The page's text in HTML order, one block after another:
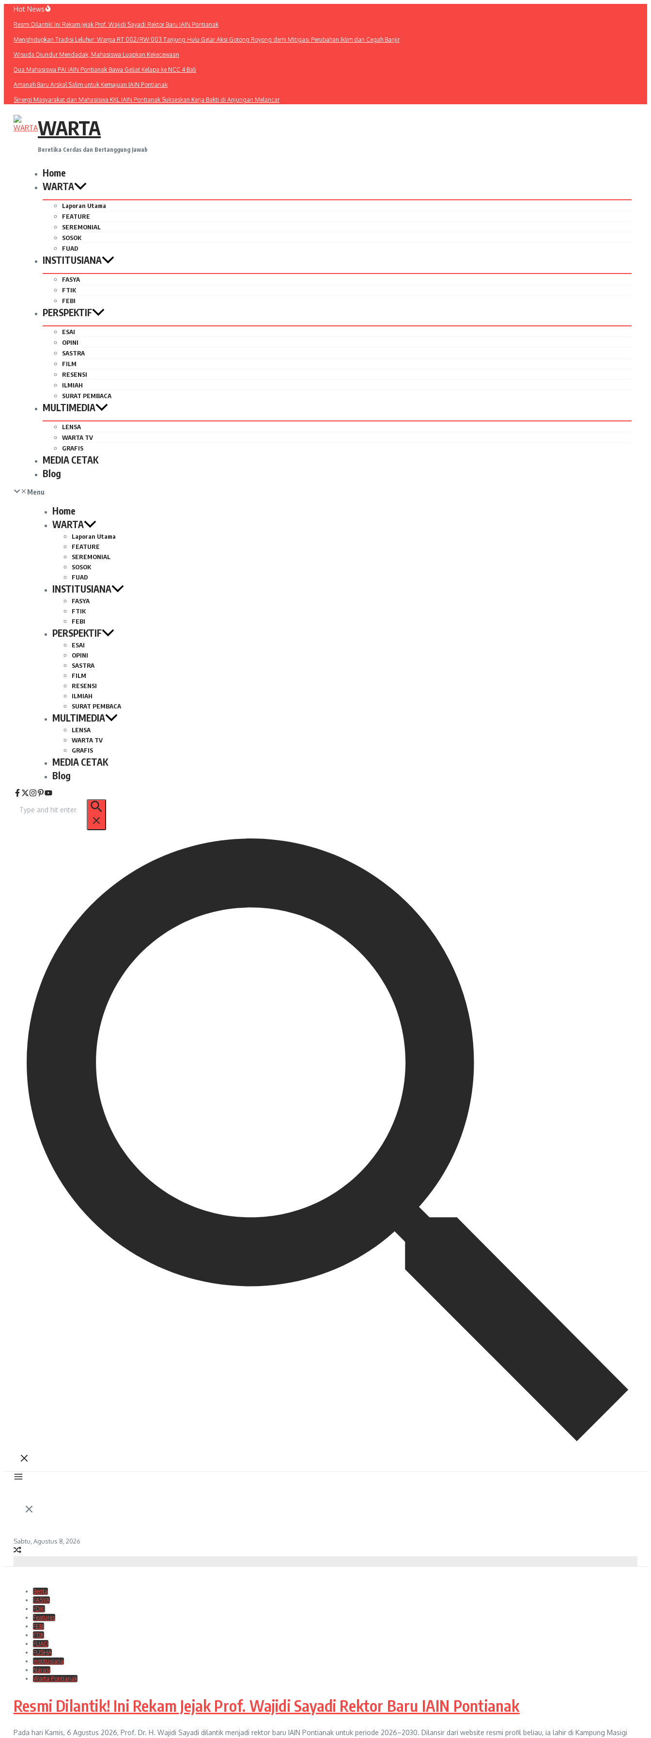
Lewati
konten
Hot News
Resmi Dilantik! Ini Rekam Jejak Prof. Wajidi Sayadi Rektor Baru IAIN Pontianak
Menghidupkan Tradisi Leluhur: Warga RT 002/RW 003 Tanjung Hulu Gelar Aksi Gotong Royong demi Mitigasi Perubahan Iklim dan Cegah Banjir
Wisuda Diundur Mendadak, Mahasiswa Luapkan Kekecewaan
Dua Mahasiswa PAI IAIN Pontianak Bawa Geliat Kelapa ke NCC 4 Bali
Amanah Baru Arskal Salim untuk Kemajuan IAIN Pontianak
Sinergi Masyarakat dan Mahasiswa KKL IAIN Pontianak Sukseskan Kerja Bakti di Anjungan Melancar
WARTA
Beretika Cerdas dan Bertanggung Jawab
Home
WARTA
Laporan Utama
FEATURE
SEREMONIAL
SOSOK
FUAD
INSTITUSIANA
FASYA
FTIK
FEBI
PERSPEKTIF
ESAI
OPINI
SASTRA
FILM
RESENSI
ILMIAH
SURAT PEMBACA
MULTIMEDIA
LENSA
WARTA TV
GRAFIS
MEDIA CETAK
Blog
Menu
Home
WARTA
Laporan Utama
FEATURE
SEREMONIAL
SOSOK
FUAD
INSTITUSIANA
FASYA
FTIK
FEBI
PERSPEKTIF
ESAI
OPINI
SASTRA
FILM
RESENSI
ILMIAH
SURAT PEMBACA
MULTIMEDIA
LENSA
WARTA TV
GRAFIS
MEDIA CETAK
Blog
untuk:
Sabtu, Agustus 8, 2026
Berita
FASYA
FDKI
Features
FEBI
FTIK
FUAD
FUSHA
Institusiana
Narasi
Warta Pontianak
Resmi Dilantik! Ini Rekam Jejak Prof. Wajidi Sayadi Rektor Baru IAIN Pontianak
Pada hari Kamis, 6 Agustus 2026, Prof. Dr. H. Wajidi Sayadi dilantik menjadi rektor baru IAIN Pontianak untuk periode 2026–2030. Dilansir dari website resmi profil beliau, ia lahir di Kampung Masigi